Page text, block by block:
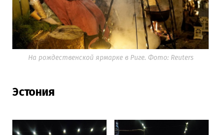
На рождественской ярмарке в Риге. Фото: Reuters
Эстония